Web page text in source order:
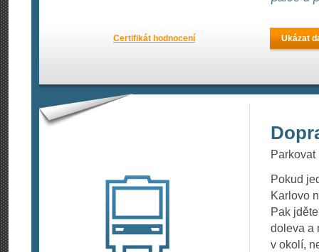
Certifikát hodnocení Ukázat
Pokud
Karlovo
Pak
doleva a
v okolí,